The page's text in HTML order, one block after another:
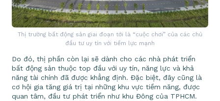
Thị trường bất động sản giai đoạn tới là “cuộc chơi” của các chủ
đầu tư uy tín với tiềm lực mạnh
Do đó, thị phần còn lại sẽ dành cho các nhà phát triển
bất động sản thuộc top đầu với uy tín, năng lực và khả
năng tài chính đã được khẳng định. Đặc biệt, đây cũng là
cơ hội gia tăng giá trị tại những khu vực tiềm năng, được
quan tâm, đầu tư phát triển như khu Đông của TPHCM.